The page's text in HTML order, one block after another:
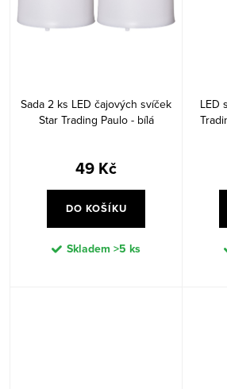
Sada 2 ks LED čajových svíček
Star Trading Paulo - bílá
49 Kč
DO KOŠÍKU
Skladem >5 ks
LED